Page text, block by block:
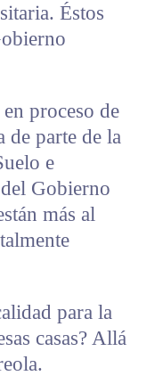
Éstos
proceso de
de parte de la
e
Gobierno
más al
para la
casas? Allá